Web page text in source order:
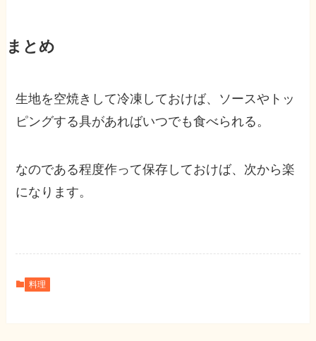
まとめ
生地を空焼きして冷凍しておけば、ソースやトッ
ピングする具があればいつでも食べられる。
なのである程度作って保存しておけば、次から楽
になります。
料理